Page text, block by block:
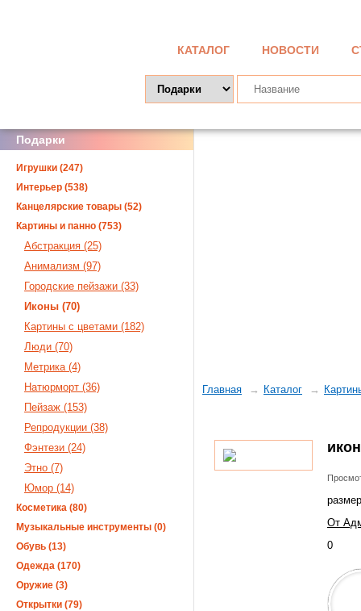
КАТАЛОГ НОВОСТИ
Главная Каталог
От
0
Подарки
Игрушки (247)
Интерьер (538)
Канцелярские товары (52)
Картины и панно (753)
Абстракция (25)
Анимализм (97)
Городские пейзажи (33)
Иконы (70)
Картины с цветами (182)
Люди (70)
Метрика (4)
Натюрморт (36)
Пейзаж (153)
Репродукции (38)
Фэнтези (24)
Этно (7)
Юмор (14)
Косметика (80)
Музыкальные инструменты (0)
Обувь (13)
Одежда (170)
Оружие (3)
Открытки (79)